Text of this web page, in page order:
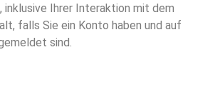
inklusive Ihrer Interaktion mit dem
falls Sie ein Konto haben und auf
sind.